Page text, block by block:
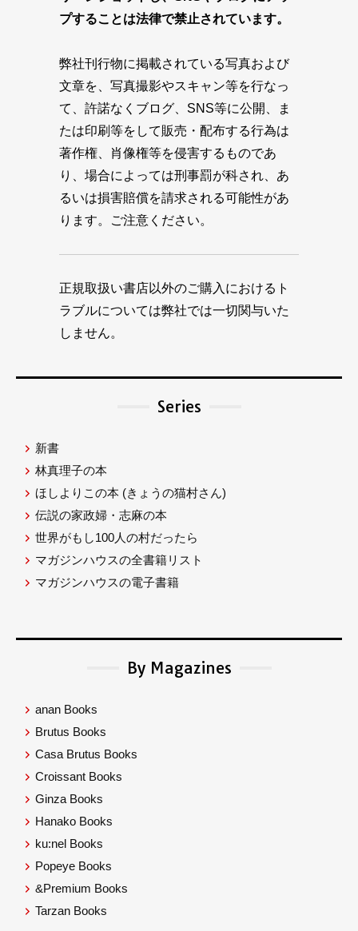
プすることは法律で禁止されています。
弊社刊行物に掲載されている写真および
文章を、写真撮影やスキャン等を行なっ
て、許諾なくブログ、SNS等に公開、ま
たは印刷等をして販売・配布する行為は
著作権、肖像権等を侵害するものであ
り、場合によっては刑事罰が科され、あ
るいは損害賠償を請求される可能性があ
ります。ご注意ください。
正規取扱い書店以外のご購入におけるト
ラブルについては弊社では一切関与いた
しません。
Series
新書
林真理子の本
ほしよりこの本 (きょうの猫村さん)
伝説の家政婦・志麻の本
世界がもし100人の村だったら
マガジンハウスの全書籍リスト
マガジンハウスの電子書籍
By Magazines
anan Books
Brutus Books
Casa Brutus Books
Croissant Books
Ginza Books
Hanako Books
ku:nel Books
Popeye Books
&Premium Books
Tarzan Books